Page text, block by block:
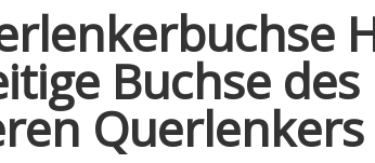
Buchse
Querlenkers